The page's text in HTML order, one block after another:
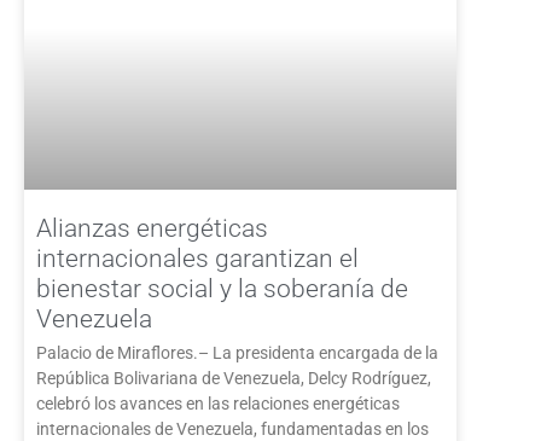
Alianzas energéticas
internacionales garantizan el
bienestar social y la soberanía de
Venezuela
Palacio de Miraflores.– La presidenta encargada de la
República Bolivariana de Venezuela, Delcy Rodríguez,
celebró los avances en las relaciones energéticas
internacionales de Venezuela, fundamentadas en los